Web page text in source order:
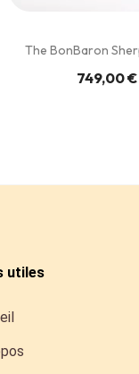
The BonBaron
749,00 €
utiles